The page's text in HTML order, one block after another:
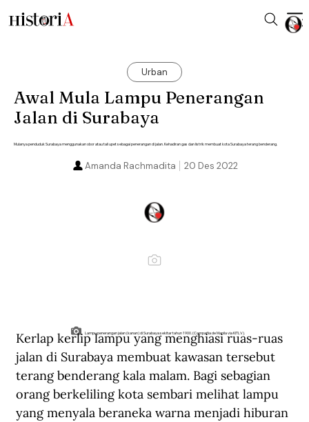
Urban
Awal Mula Lampu Penerangan
Jalan di Surabaya
Mulanya penduduk Surabaya menggunakan obor atau tali upet sebagai penerangan di jalan. Kehadiran gas dan listrik membuat kota Surabaya terang benderang.
20 Des 2022
Amanda Rachmadita
Lampu penerangan jalan (kanan) di Surabaya sekitar tahun 1900. (Compañia de Manila via KITLV).
Kerlap kerlip lampu yang menghiasi ruas-ruas
jalan di Surabaya membuat kawasan tersebut
terang benderang kala malam. Bagi sebagian
orang berkeliling kota sembari melihat lampu
yang menyala beraneka warna menjadi hiburan